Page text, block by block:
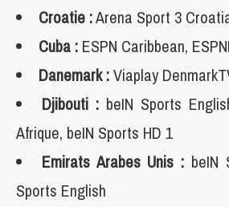
Croatie :Arena Sport 3
Cuba : ESPN Caribbean,
Danemark :Viaplay
Djibouti : beIN Sports
Afrique, beIN Sports HD 1
Emirats Arabes Unis : beIN
Sports English